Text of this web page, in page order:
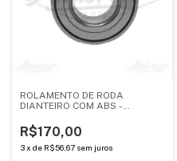
ROLAMENTO DE RODA
DIANTEIRO COM ABS -
ANDERCAR
R$170,00
3x de R$56,67 sem juros